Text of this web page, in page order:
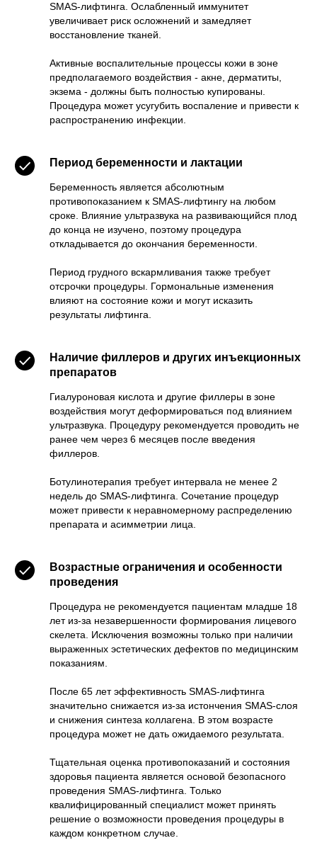
SMAS-лифтинга. Ослабленный иммунитет
увеличивает риск осложнений и замедляет
восстановление тканей.
Активные воспалительные процессы кожи в зоне
предполагаемого воздействия - акне, дерматиты,
экзема - должны быть полностью купированы.
Процедура может усугубить воспаление и привести к
распространению инфекции.
Период беременности и лактации
Беременность является абсолютным
противопоказанием к SMAS-лифтингу на любом
сроке. Влияние ультразвука на развивающийся плод
до конца не изучено, поэтому процедура
откладывается до окончания беременности.
Период грудного вскармливания также требует
отсрочки процедуры. Гормональные изменения
влияют на состояние кожи и могут исказить
результаты лифтинга.
Наличие филлеров и других инъекционных
препаратов
Гиалуроновая кислота и другие филлеры в зоне
воздействия могут деформироваться под влиянием
ультразвука. Процедуру рекомендуется проводить не
ранее чем через 6 месяцев после введения
филлеров.
Ботулинотерапия требует интервала не менее 2
недель до SMAS-лифтинга. Сочетание процедур
может привести к неравномерному распределению
препарата и асимметрии лица.
Возрастные ограничения и особенности
проведения
Процедура не рекомендуется пациентам младше 18
лет из-за незавершенности формирования лицевого
скелета. Исключения возможны только при наличии
выраженных эстетических дефектов по медицинским
показаниям.
После 65 лет эффективность SMAS-лифтинга
значительно снижается из-за истончения SMAS-слоя
и снижения синтеза коллагена. В этом возрасте
процедура может не дать ожидаемого результата.
Тщательная оценка противопоказаний и состояния
здоровья пациента является основой безопасного
проведения SMAS-лифтинга. Только
квалифицированный специалист может принять
решение о возможности проведения процедуры в
каждом конкретном случае.